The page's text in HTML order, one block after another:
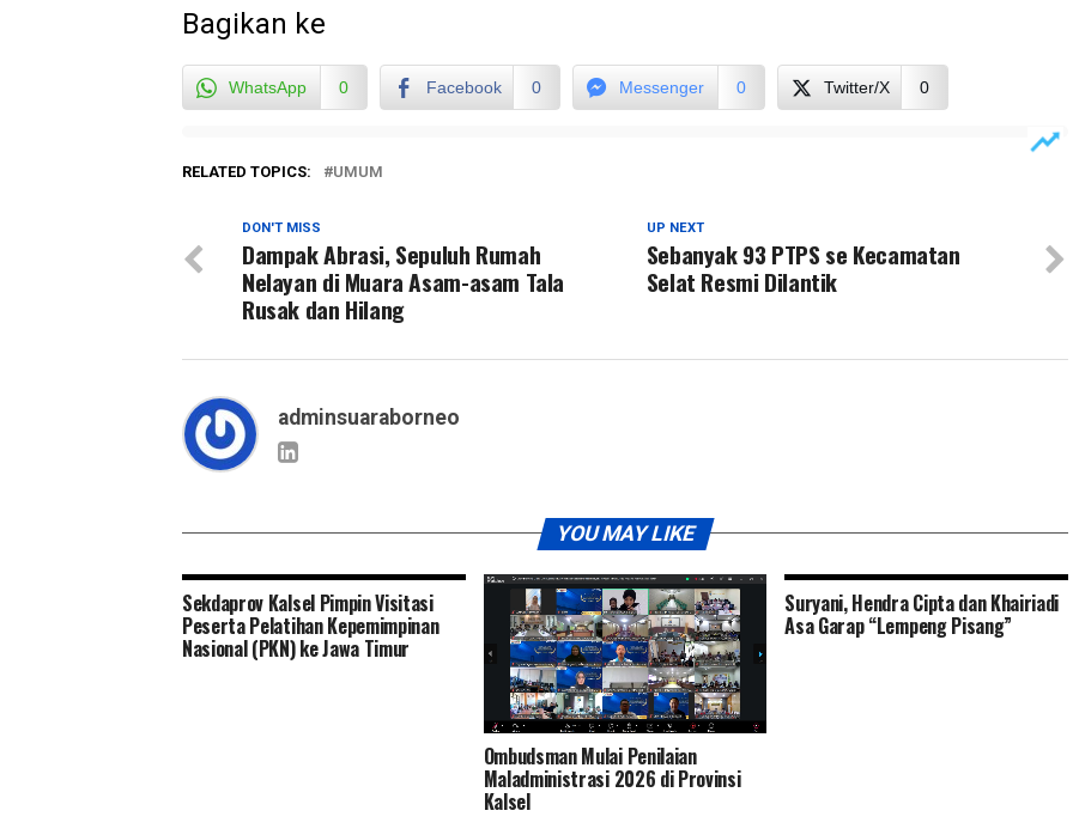
Bagikan ke
WhatsApp 0 Facebook 0 Messenger 0 Twitter/X 0
RELATED TOPICS: UMUM
UP NEXT
Sebanyak 93 PTPS se Kecamatan
Selat Resmi Dilantik
DON'T MISS
Dampak Abrasi, Sepuluh Rumah
Nelayan di Muara Asam-asam Tala
Rusak dan Hilang
adminsuaraborneo
YOU MAY LIKE
Sekdaprov Kalsel Pimpin Visitasi
Peserta Pelatihan Kepemimpinan
Nasional (PKN) ke Jawa Timur
Ombudsman Mulai Penilaian
Maladministrasi 2026 di Provinsi
Kalsel
Suryani, Hendra Cipta dan Khairiadi
Asa Garap “Lempeng Pisang”